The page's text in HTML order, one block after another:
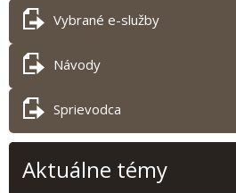
Vybrané e-služby
Návody
Sprievodca
Aktuálne témy